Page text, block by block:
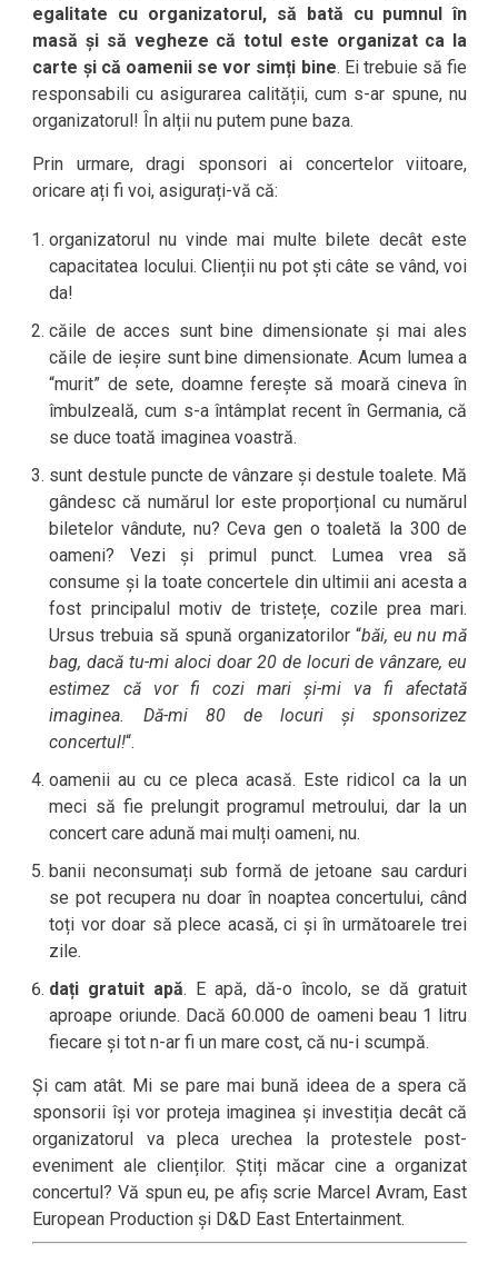
egalitate cu organizatorul, să bată cu pumnul în
masă și să vegheze că totul este organizat ca la
carte și că oamenii se vor simți bine. Ei trebuie să fie
responsabili cu asigurarea calității, cum s-ar spune, nu
organizatorul! În alții nu putem pune baza.
Prin urmare, dragi sponsori ai concertelor viitoare,
oricare ați fi voi, asigurați-vă că:
organizatorul nu vinde mai multe bilete decât este
capacitatea locului. Clienții nu pot ști câte se vând, voi
da!
căile de acces sunt bine dimensionate și mai ales
căile de ieșire sunt bine dimensionate. Acum lumea a
“murit” de sete, doamne ferește să moară cineva în
îmbulzeală, cum s-a întâmplat recent în Germania, că
se duce toată imaginea voastră.
sunt destule puncte de vânzare și destule toalete. Mă
gândesc că numărul lor este proporțional cu numărul
biletelor vândute, nu? Ceva gen o toaletă la 300 de
oameni? Vezi și primul punct. Lumea vrea să
consume și la toate concertele din ultimii ani acesta a
fost principalul motiv de tristețe, cozile prea mari.
Ursus trebuia să spună organizatorilor “băi, eu nu mă
bag, dacă tu-mi aloci doar 20 de locuri de vânzare, eu
estimez că vor fi cozi mari și-mi va fi afectată
imaginea. Dă-mi 80 de locuri și sponsorizez
concertul!“.
oamenii au cu ce pleca acasă. Este ridicol ca la un
meci să fie prelungit programul metroului, dar la un
concert care adună mai mulți oameni, nu.
banii neconsumați sub formă de jetoane sau carduri
se pot recupera nu doar în noaptea concertului, când
toți vor doar să plece acasă, ci și în următoarele trei
zile.
dați gratuit apă. E apă, dă-o încolo, se dă gratuit
aproape oriunde. Dacă 60.000 de oameni beau 1 litru
fiecare și tot n-ar fi un mare cost, că nu-i scumpă.
Și cam atât. Mi se pare mai bună ideea de a spera că
sponsorii își vor proteja imaginea și investiția decât că
organizatorul va pleca urechea la protestele post-
eveniment ale clienților. Știți măcar cine a organizat
concertul? Vă spun eu, pe afiș scrie Marcel Avram, East
European Production și D&D East Entertainment.